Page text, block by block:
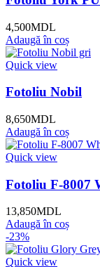
4,500MDL
Adaugă în coș
Quick view
Fotoliu Nobil
8,650MDL
Adaugă în coș
Quick view
Fotoliu F-8007
13,850MDL
Adaugă în coș
-23%
Quick view